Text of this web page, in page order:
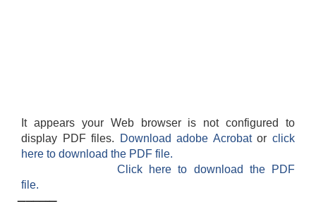
It appears your Web browser is not configured to
display PDF files.
Download adobe Acrobatorclick
here to download the PDF file.
Click here to download the PDF
file.